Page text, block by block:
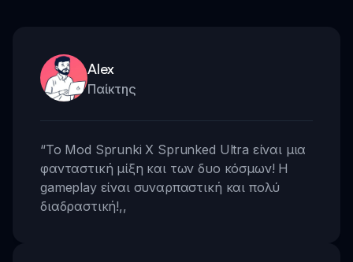
Alex
Παίκτης
“Το Mod Sprunki X Sprunked Ultra είναι μια
φανταστική μίξη και των δυο κόσμων! Η
gameplay είναι συναρπαστική και πολύ
διαδραστική!,,